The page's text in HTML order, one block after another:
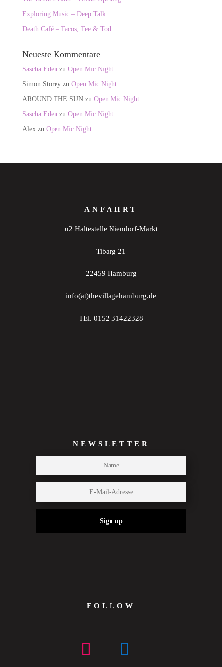
Exploring Music – Deep Talk
Death Café – Tacos, Tee & Tod
Neueste Kommentare
Sascha Edenzu Open Mic Night
Simon Storeyzu Open Mic Night
AROUND THE SUNzu Open Mic Night
Sascha Edenzu Open Mic Night
Alexzu Open Mic Night
ANFAHRT
u2 Haltestelle Niendorf-Markt
Tibarg 21
22459 Hamburg
info(at)thevillagehamburg.de
TEl. 0152 31422328
NEWSLETTER
Sign up
FOLLOW